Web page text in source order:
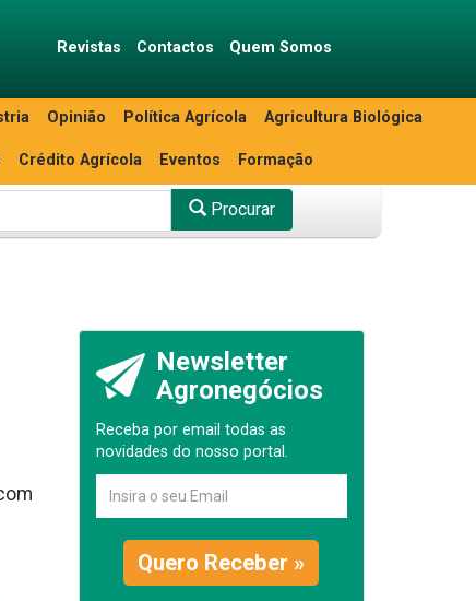
Revistas Contactos Quem Somos
Opinião Política Agrícola Agricultura Biológica
Crédito Agrícola Eventos Formação
Procurar
Newsletter
Agronegócios
Receba por email todas as
novidades do nosso portal.
Quero Receber »